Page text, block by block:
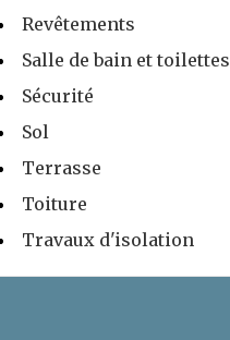
Revêtements
Salle de bain et toilettes
Sécurité
Sol
Terrasse
Toiture
Travaux d'isolation